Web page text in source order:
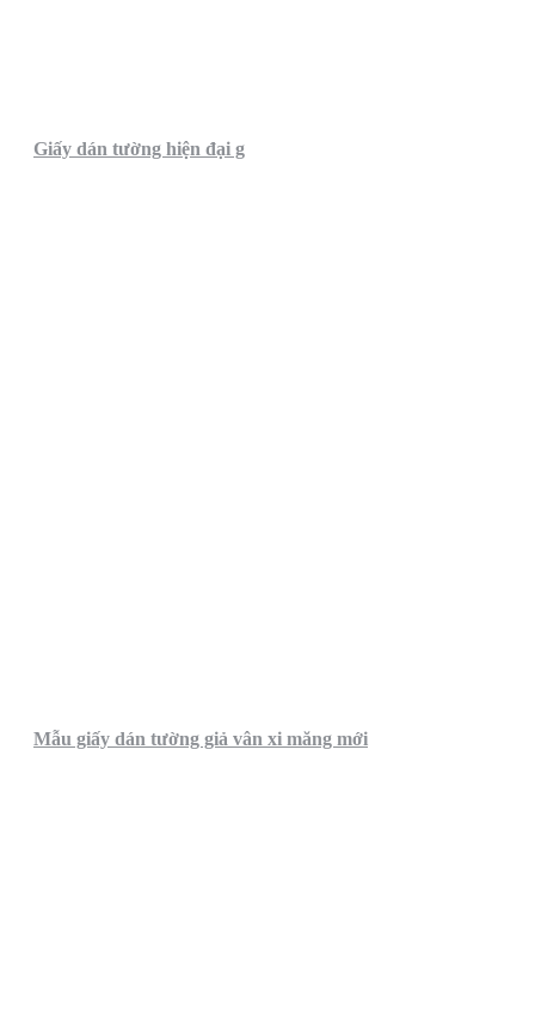
Giấy dán tường hiện đại g
Mẫu giấy dán tường giả vân xi măng mới